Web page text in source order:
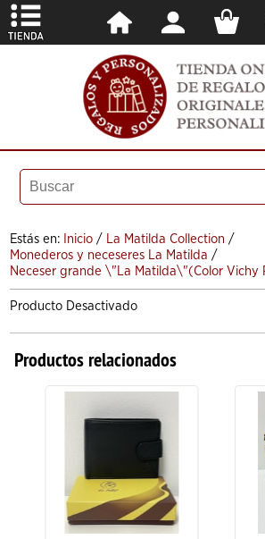
Estás en: Inicio / La Matilda Collection /
Monederos y neceseres La Matilda /
Neceser grande \"La Matilda\"(Color Vichy
Producto Desactivado
Productos relacionados